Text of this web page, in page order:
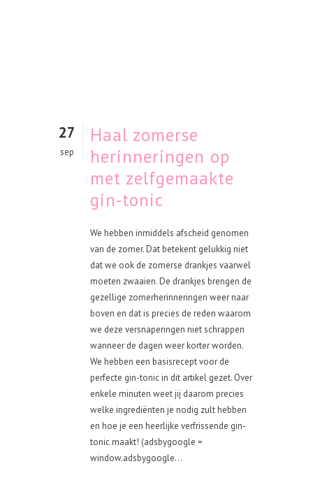
27
sep
Haal zomerse
herinneringen op
met zelfgemaakte
gin-tonic
We hebben inmiddels afscheid genomen
van de zomer. Dat betekent gelukkig niet
dat we ook de zomerse drankjes vaarwel
moeten zwaaien. De drankjes brengen de
gezellige zomerherinneringen weer naar
boven en dat is precies de reden waarom
we deze versnaperingen niet schrappen
wanneer de dagen weer korter worden.
We hebben een basisrecept voor de
perfecte gin-tonic in dit artikel gezet. Over
enkele minuten weet jij daarom precies
welke ingrediënten je nodig zult hebben
en hoe je een heerlijke verfrissende gin-
tonic maakt! (adsbygoogle =
window.adsbygoogle...